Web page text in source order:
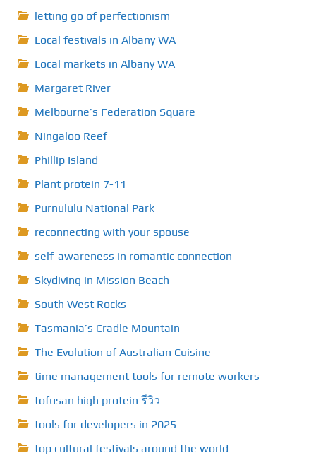
letting go of perfectionism
Local festivals in Albany WA
Local markets in Albany WA
Margaret River
Melbourne’s Federation Square
Ningaloo Reef
Phillip Island
Plant protein 7-11
Purnululu National Park
reconnecting with your spouse
self-awareness in romantic connection
Skydiving in Mission Beach
South West Rocks
Tasmania’s Cradle Mountain
The Evolution of Australian Cuisine
time management tools for remote workers
tofusan high protein รีวิว
tools for developers in 2025
top cultural festivals around the world